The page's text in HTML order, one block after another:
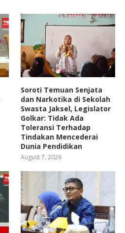
Soroti Temuan Senjata
dan Narkotika di Sekolah
Swasta Jaksel, Legislator
Golkar: Tidak Ada
Toleransi Terhadap
Tindakan Mencederai
Dunia Pendidikan
August 7, 2026